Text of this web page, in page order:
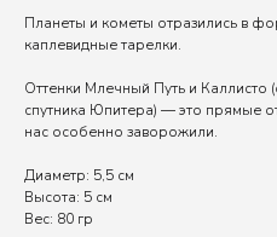
Планеты и кометы отразились в
каплевидные тарелки.
Оттенки Млечный Путь и Каллисто
спутника Юпитера) — это прямые
нас особенно заворожили.
Диаметр: 5,5 см
Высота: 5 см
Вес: 80 гр